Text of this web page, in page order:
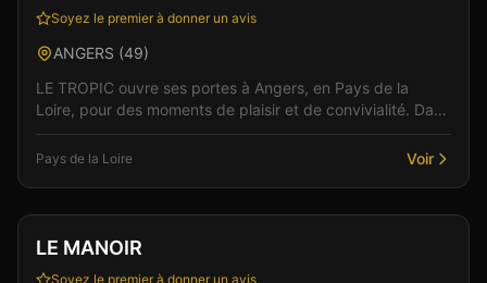
Soyez le premier à donner un avis
ANGERS (49)
LE TROPIC ouvre ses portes à Angers, en Pays de la
Loire, pour des moments de plaisir et de convivialité. Dans
Pays de la Loire Voir
Club Sauna +3
LE MANOIR
Soyez le premier à donner un avis